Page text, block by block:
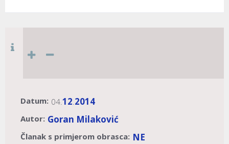
Datum: 04.12.2014
Autor: Goran Milaković
Članak s primjerom obrasca: NE